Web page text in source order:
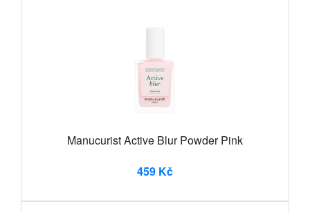
Manucurist Active Blur Powder Pink
459 Kč